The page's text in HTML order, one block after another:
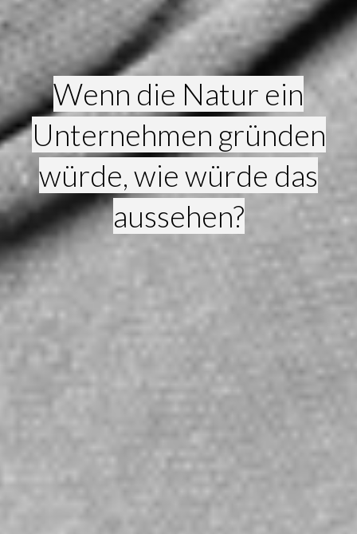
Wenn die Natur ein
Unternehmen gründen
würde, wie würde das
aussehen?